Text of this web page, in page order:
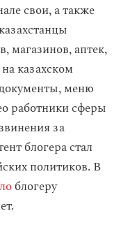
свои, а также
магазинов, аптек,
казахском
меню
работники сферы
за
блогера стал
политиков. В
блогеру